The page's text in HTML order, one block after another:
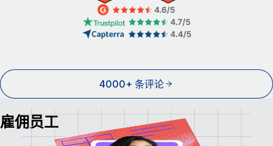
4000+ 条评论
雇佣员工